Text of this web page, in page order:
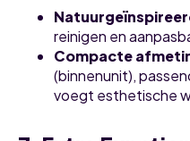
reinigen en
Compacte
(binnenunit),
voegt esthetische